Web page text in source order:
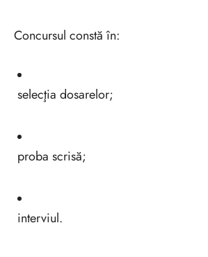
Concursul constă în:
selecţia dosarelor;
proba scrisă;
interviul.